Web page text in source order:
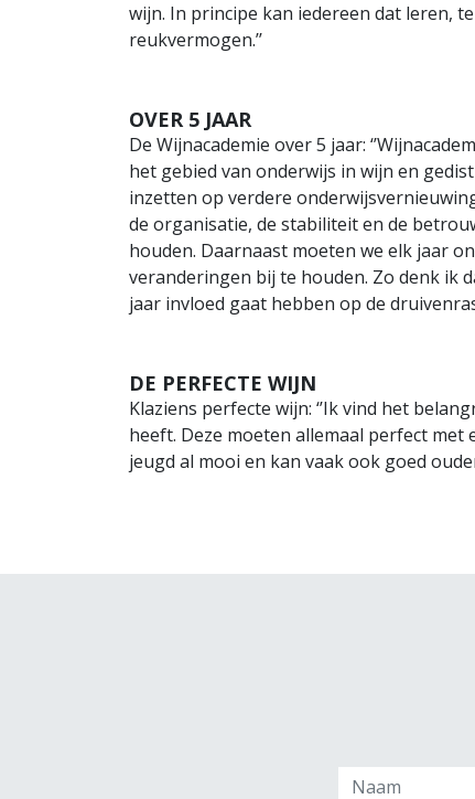
wijn. In principe kan iedereen dat leren,
reukvermogen.’’
OVER 5 JAAR
De Wijnacademie over 5 jaar:
het gebied van onderwijs in wijn en
inzetten op verdere
de organisatie, de stabiliteit en de
houden. Daarnaast moeten we elk jaar
veranderingen bij te houden. Zo denk ik
jaar invloed gaat hebben op de
DE PERFECTE WIJN
Klaziens perfecte wijn: ‘’Ik vind het
heeft. Deze moeten allemaal perfect met
jeugd al mooi en kan vaak ook goed